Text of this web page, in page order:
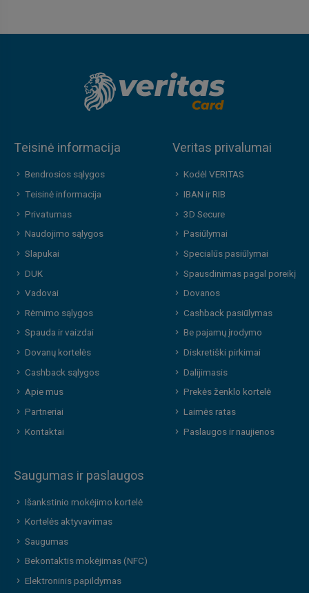
Teisinė informacija
Bendrosios sąlygos
Teisinė informacija
Privatumas
Naudojimo sąlygos
Slapukai
DUK
Vadovai
Rėmimo sąlygos
Spauda ir vaizdai
Dovanų kortelės
Cashback sąlygos
Apie mus
Partneriai
Kontaktai
Veritas privalumai
Kodėl VERITAS
IBAN ir RIB
3D Secure
Pasiūlymai
Specialūs pasiūlymai
Spausdinimas pagal poreikį
Dovanos
Cashback pasiūlymas
Be pajamų įrodymo
Diskretiški pirkimai
Dalijimasis
Prekės ženklo kortelė
Laimės ratas
Paslaugos ir naujienos
Saugumas ir paslaugos
Išankstinio mokėjimo kortelė
Kortelės aktyvavimas
Saugumas
Bekontaktis mokėjimas (NFC)
Elektroninis papildymas